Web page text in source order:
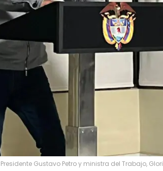
Presidente Gustavo Petro y ministra del Trabajo,